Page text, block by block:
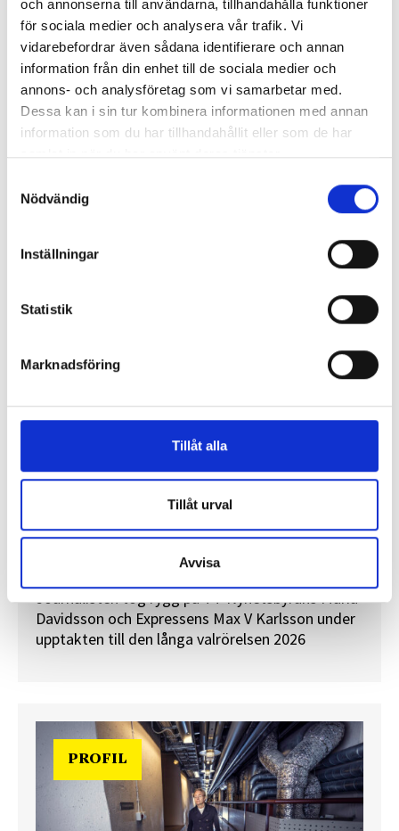
och annonserna till användarna, tillhandahålla funktioner
för sociala medier och analysera vår trafik. Vi
vidarebefordrar även sådana identifierare och annan
information från din enhet till de sociala medier och
annons- och analysföretag som vi samarbetar med.
Dessa kan i sin tur kombinera informationen med annan
information som du har tillhandahållit eller som de har
samlat in när du har använt deras tjänster.
Nödvändig
Inställningar
Statistik
Marknadsföring
Tillåt alla
Tillåt urval
Avvisa
Enorma skillnader mellan
chefredaktörerna
Så mycket tjänar dagspresscheferna
”Valåret känns som att sprinta ett
maraton”
En välfylld telefonbok och foträta skor – två
Journalisten tog rygg på TT Nyhetsbyråns Maria
Davidsson och Expressens Max V Karlsson under
upptakten till den långa valrörelsen 2026
PROFIL